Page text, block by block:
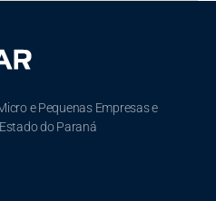
e Pequenas Empresas e
do Paraná